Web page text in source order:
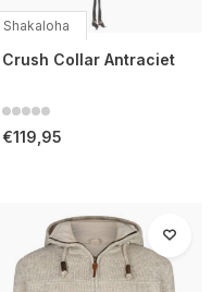
Shakaloha
Crush Collar Antraciet
€119,95